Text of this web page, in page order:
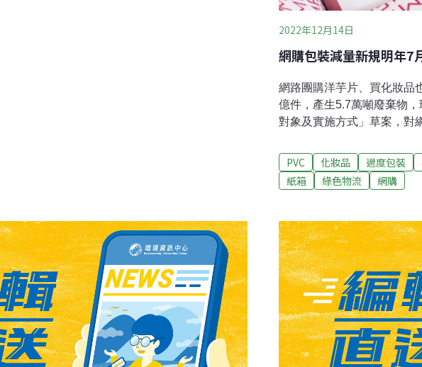
2022年12月14日
網購包裝減量新規明年7
網路團購洋芋片、買化妝品
億件，產生5.7萬噸廢棄物
對象及實施方式」草案，對
善，但化妝品輕巧、餅乾易
限制，新法恐怕讓業者改回
署推出循環袋、循環箱鼓勵
年開始試行 明年7月正式上
攀升，伴隨大量網購包裝廢
件，共產生5.7萬噸廢棄物
產生12.6萬噸廢棄物、17.3
PVC 化妝品 過度包裝
紙箱
綠色物流 網購